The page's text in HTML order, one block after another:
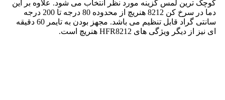
کوچک ترین لمس گزینه مورد نظر انتخاب می شود. علاوه بر این
دما در سرخ کن 8212 هنریچ از محدوده 80 درجه تا 200 درجه
سانتی گراد قابل تنظیم می باشد. مجهز بودن به تایمر 60 دقیقه
ای نیز از دیگر ویژگی های HFR8212 هنریچ است.